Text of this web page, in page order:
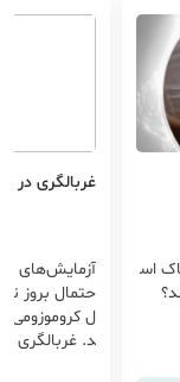
اس
غربالگری در
آزمایش‌های
حتمال بروز
ل کروموزومی‌
د. غربالگری